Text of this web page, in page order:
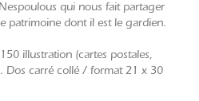
qui nous fait partager
patrimoine dont il est le gardien.
illustration (cartes postales,
Dos carré collé / format 21 x 30